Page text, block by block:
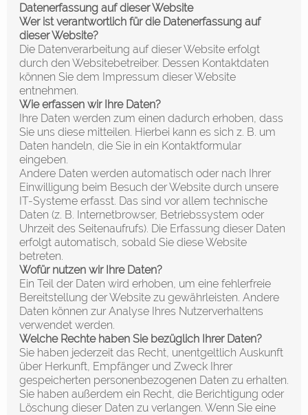
Datenerfassung auf dieser Website
Wer ist verantwortlich für die Datenerfassung auf
dieser Website?
Die Datenverarbeitung auf dieser Website erfolgt
durch den Websitebetreiber. Dessen Kontaktdaten
können Sie dem Impressum dieser Website
entnehmen.
Wie erfassen wir Ihre Daten?
Ihre Daten werden zum einen dadurch erhoben, dass
Sie uns diese mitteilen. Hierbei kann es sich z. B. um
Daten handeln, die Sie in ein Kontaktformular
eingeben.
Andere Daten werden automatisch oder nach Ihrer
Einwilligung beim Besuch der Website durch unsere
IT-Systeme erfasst. Das sind vor allem technische
Daten (z. B. Internetbrowser, Betriebssystem oder
Uhrzeit des Seitenaufrufs). Die Erfassung dieser Daten
erfolgt automatisch, sobald Sie diese Website
betreten.
Wofür nutzen wir Ihre Daten?
Ein Teil der Daten wird erhoben, um eine fehlerfreie
Bereitstellung der Website zu gewährleisten. Andere
Daten können zur Analyse Ihres Nutzerverhaltens
verwendet werden.
Welche Rechte haben Sie bezüglich Ihrer Daten?
Sie haben jederzeit das Recht, unentgeltlich Auskunft
über Herkunft, Empfänger und Zweck Ihrer
gespeicherten personenbezogenen Daten zu erhalten.
Sie haben außerdem ein Recht, die Berichtigung oder
Löschung dieser Daten zu verlangen. Wenn Sie eine